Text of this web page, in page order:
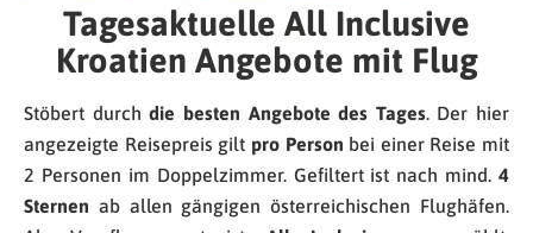
Tagesaktuelle All Inclusive
Kroatien Angebote mit Flug
Stöbert durchdie besten Angebote des Tages. Der hier
angezeigte Reisepreis gilt pro Person bei einer Reise mit
2 Personen im Doppelzimmer. Gefiltert ist nach mind. 4
Sternen ab allen gängigen österreichischen Flughäfen.